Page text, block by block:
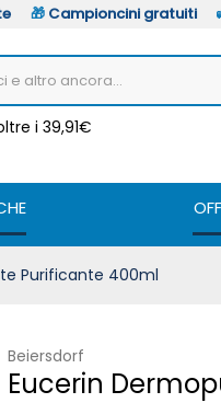
🎁 Campioncini gratuiti
i 39,91€
Purificante 400ml
Beiersdorf
Eucerin